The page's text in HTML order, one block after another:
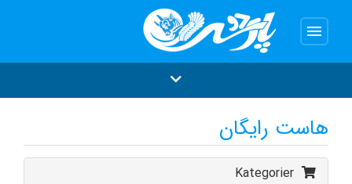
menu
هاست رایگان
Kategorier